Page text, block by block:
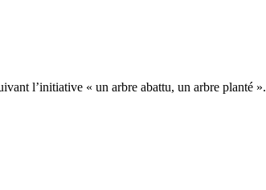
l’initiative « un arbre abattu, un arbre planté ».